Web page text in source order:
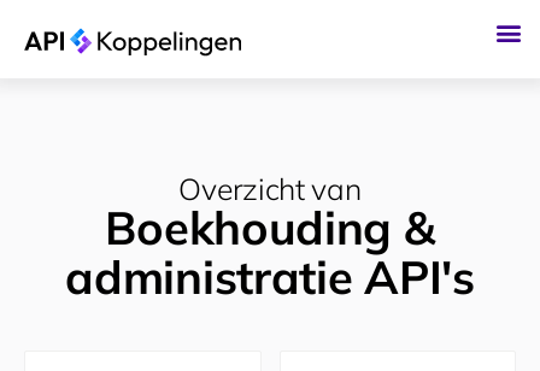
Overzicht van
Boekhouding &
administratie API's